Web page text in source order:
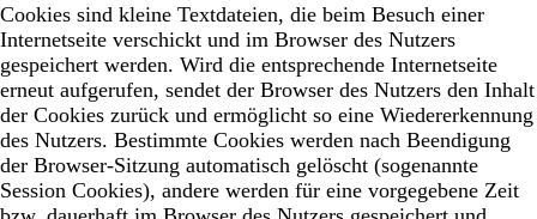
Cookies sind kleine Textdateien, die beim Besuch einer
Internetseite verschickt und im Browser des Nutzers
gespeichert werden. Wird die entsprechende Internetseite
erneut aufgerufen, sendet der Browser des Nutzers den Inhalt
der Cookies zurück und ermöglicht so eine Wiedererkennung
des Nutzers. Bestimmte Cookies werden nach Beendigung
der Browser-Sitzung automatisch gelöscht (sogenannte
Session Cookies), andere werden für eine vorgegebene Zeit